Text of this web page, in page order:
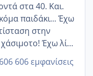
στα 40. Και.
παιδάκι... Έχω
στην
Έχω λίγα
κ αν προσπαθώ
606 εμφανίσεις